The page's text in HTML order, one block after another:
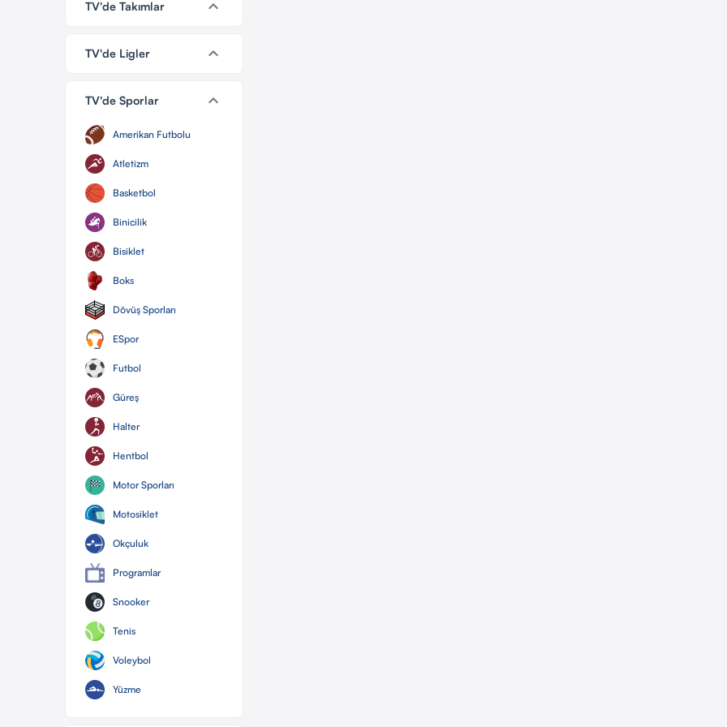
TV'de Takımlar keyboard_arrow_down
TV'de Ligler keyboard_arrow_down
TV'de Sporlar keyboard_arrow_down
Amerikan Futbolu
Atletizm
Basketbol
Binicilik
Bisiklet
Boks
Dövüş Sporları
ESpor
Futbol
Güreş
Halter
Hentbol
Motor Sporları
Motosiklet
Okçuluk
Programlar
Snooker
Tenis
Voleybol
Yüzme